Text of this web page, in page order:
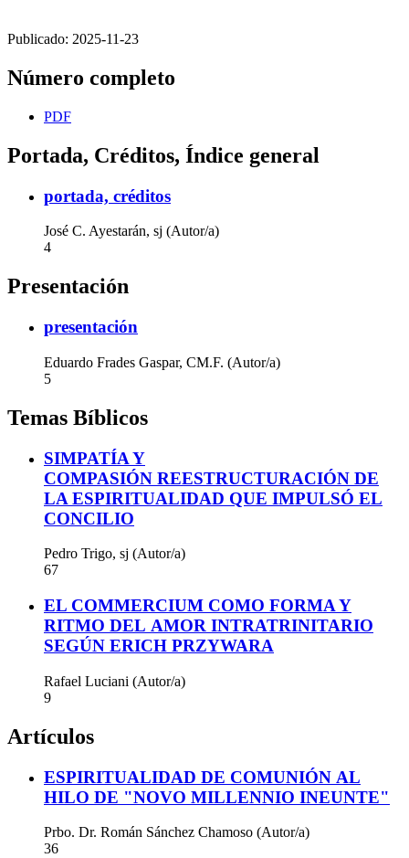
Publicado: 2025-11-23
Número completo
PDF
Portada, Créditos, Índice general
portada, créditos
José C. Ayestarán, sj (Autor/a)
4
Presentación
presentación
Eduardo Frades Gaspar, CM.F. (Autor/a)
5
Temas Bíblicos
SIMPATÍA Y
COMPASIÓN REESTRUCTURACIÓN DE
LA ESPIRITUALIDAD QUE IMPULSÓ EL
CONCILIO
Pedro Trigo, sj (Autor/a)
67
EL COMMERCIUM COMO FORMA Y
RITMO DEL AMOR INTRATRINITARIO
SEGÚN ERICH PRZYWARA
Rafael Luciani (Autor/a)
9
Artículos
ESPIRITUALIDAD DE COMUNIÓN AL
HILO DE "NOVO MILLENNIO INEUNTE"
Prbo. Dr. Román Sánchez Chamoso (Autor/a)
36